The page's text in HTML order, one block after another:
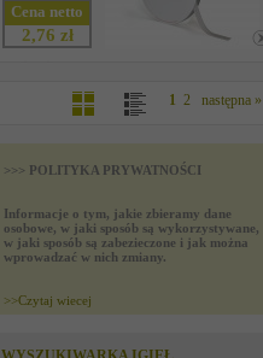
Cena netto
2,76 zł
1 2 następna »
>>> POLITYKA PRYWATNOŚCI
Informacje o tym, jakie zbieramy dane
osobowe, w jaki sposób są wykorzystywane,
w jaki sposób są zabezieczone i jak można
wprowadzać w nich zmiany.
>>Czytaj wiecej